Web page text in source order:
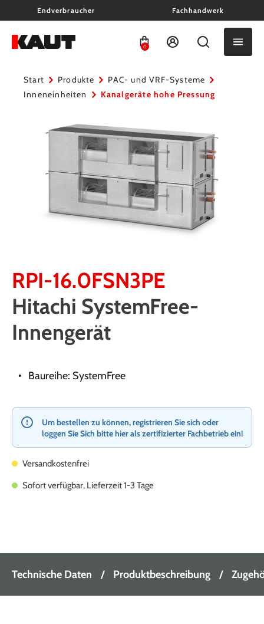
springenEndverbraucher Fachhandwerk
0
Start Produkte
PAC- und VRF-Systeme
Inneneinheiten
Kanalgeräte hohe Pressung
RPI-16.0FSN3PE
Hitachi SystemFree-
Innengerät
Baureihe: SystemFree
Um bestellen zu können, registrieren Sie sich oder
loggen Sie Sich bitte hier als zertifizierter Fachbetrieb ein!
Versandkostenfrei
Sofort verfügbar, Lieferzeit 1-3 Tage
Technische Daten Produktbeschreibung